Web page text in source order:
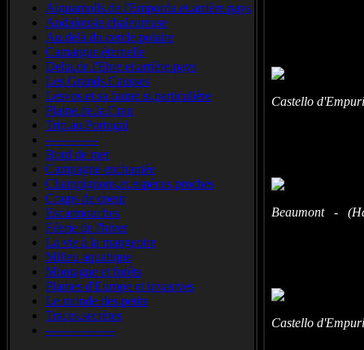
Aiguamolls.de.l'Emporda.et.arrière.pays
Andalousie.chaleureuse
Au.delà.du.cercle.polaire
Camargue.éternelle
Delta.de.l'Ebre.et.arrière.pays
Les.Grands.Causses
Lesvos.et.sa.faune.si.particulière
Plaine.de.la.Crau
Trip.au.Portugal
-------------
Bord de mer
Campagne enchantée
Champignons.et.espèces.proches
Coups de coeur
Escarmouches
Féerie de l'hiver
La vie à la mangeoire
Milieu aquatique
Montagne et forêts
Plantes d'Europe et invasives
Le.monde.des.petits
Traces.secrètes
-----------------
Castello
Beaumont -
Castello